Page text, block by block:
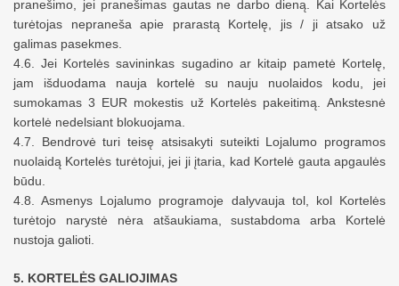
pranešimo, jei pranešimas gautas ne darbo dieną. Kai Kortelės
turėtojas nepraneša apie prarastą Kortelę, jis / ji atsako už
galimas pasekmes.
4.6. Jei Kortelės savininkas sugadino ar kitaip pametė Kortelę,
jam išduodama nauja kortelė su nauju nuolaidos kodu, jei
sumokamas 3 EUR mokestis už Kortelės pakeitimą.Ankstesnė
kortelė nedelsiant blokuojama.
4.7. Bendrovė turi teisę atsisakyti suteikti Lojalumo programos
nuolaidą Kortelės turėtojui, jei ji įtaria, kad Kortelė gauta apgaulės
būdu
4.8. Asmenys Lojalumo programoje dalyvauja tol, kol Kortelės
turėtojo narystė nėra atšaukiama ,sustabdoma arba Kortelė
nustoja galioti.
5. KORTELĖS GALIOJIMAS